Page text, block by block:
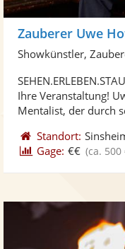
Showkünstler,
Ihre Veranstaltung!
Mentalist, der durch
Standort:
Gage: €€ (ca.